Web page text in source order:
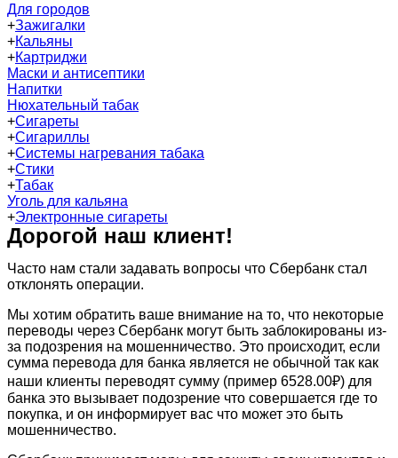
Для городов
+Зажигалки
+Кальяны
+Картриджи
Маски и антисептики
Напитки
Нюхательный табак
+Сигареты
+Сигариллы
+Системы нагревания табака
+Стики
+Табак
Уголь для кальяна
+Электронные сигареты
Дорогой наш клиент!
Часто нам стали задавать вопросы что Сбербанк стал
отклонять операции.
Мы хотим обратить ваше внимание на то, что некоторые
переводы через Сбербанк могут быть заблокированы из-
за подозрения на мошенничество. Это происходит, если
сумма перевода для банка является не обычной так как
наши клиенты переводят сумму (пример 6528.00₽) для
банка это вызывает подозрение что совершается где то
покупка, и он информирует вас что может это быть
мошенничество.